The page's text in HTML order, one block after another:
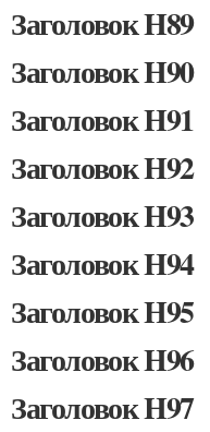
Заголовок H89
Заголовок H90
Заголовок H91
Заголовок H92
Заголовок H93
Заголовок H94
Заголовок H95
Заголовок H96
Заголовок H97